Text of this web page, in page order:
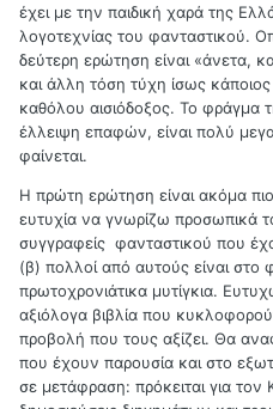
έχει με την παιδική χαρά της
λογοτεχνίας του φανταστικού.
δεύτερη ερώτηση είναι «άνετα,
και άλλη τόση τύχη ίσως
καθόλου αισιόδοξος. Το φράγμα
έλλειψη επαφών, είναι πολύ
φαίνεται.
Η πρώτη ερώτηση είναι ακόμα
ευτυχία να γνωρίζω προσωπικά
συγγραφείς φανταστικού που
(β) πολλοί από αυτούς είναι στο
πρωτοχρονιάτικα μυτίγκια.
αξιόλογα βιβλία που
προβολή που τους αξίζει. Θα
που έχουν παρουσία και στο
σε μετάφραση: πρόκειται για